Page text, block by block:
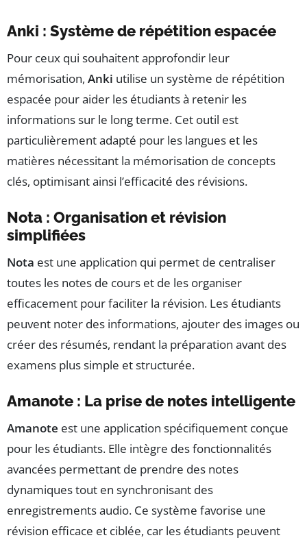
Anki : Système de répétition espacée
Pour ceux qui souhaitent approfondir leur
mémorisation, Anki utilise un système de répétition
espacée pour aider les étudiants à retenir les
informations sur le long terme. Cet outil est
particulièrement adapté pour les langues et les
matières nécessitant la mémorisation de concepts
clés, optimisant ainsi l’efficacité des révisions.
Nota : Organisation et révision
simplifiées
Nota est une application qui permet de centraliser
toutes les notes de cours et de les organiser
efficacement pour faciliter la révision. Les étudiants
peuvent noter des informations, ajouter des images ou
créer des résumés, rendant la préparation avant des
examens plus simple et structurée.
Amanote : La prise de notes intelligente
Amanote est une application spécifiquement conçue
pour les étudiants. Elle intègre des fonctionnalités
avancées permettant de prendre des notes
dynamiques tout en synchronisant des
enregistrements audio. Ce système favorise une
révision efficace et ciblée, car les étudiants peuvent